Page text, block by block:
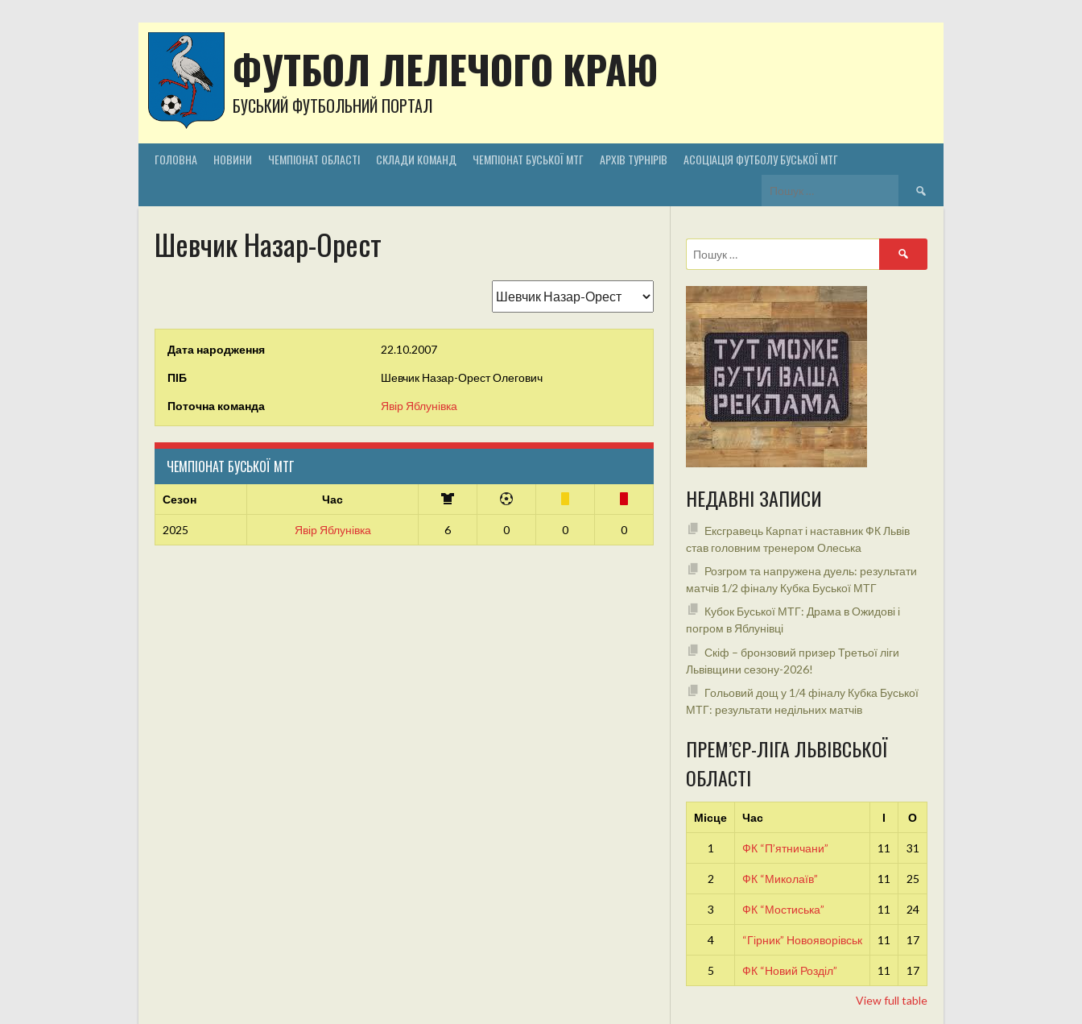
ФУТБОЛ ЛЕЛЕЧОГО КРАЮ
БУСЬКИЙ ФУТБОЛЬНИЙ ПОРТАЛ
ГОЛОВНА НОВИНИ ЧЕМПІОНАТ ОБЛАСТІ СКЛАДИ КОМАНД ЧЕМПІОНАТ БУСЬКОЇ МТГ АРХІВ ТУРНІРІВ АСОЦІАЦІЯ ФУТБОЛУ БУСЬКОЇ МТГ
Пошук:
Шевчик Назар-Орест
Дата народження 22.10.2007
ПІБ Шевчик Назар-Орест Олегович
Поточна команда Явір Яблунівка
ЧЕМПІОНАТ БУСЬКОЇ МТГ
Сезон Час
2025 Явір Яблунівка 6 0 0 0
Пошук:
НЕДАВНІ ЗАПИСИ
Ексгравець Карпат і наставник ФК Львів
став головним тренером Олеська
Розгром та напружена дуель: результати
матчів 1/2 фіналу Кубка Буської МТГ
Кубок Буської МТГ: Драма в Ожидові і
погром в Яблунівці
Скіф – бронзовий призер Третьої ліги
Львівщини сезону-2026!
Гольовий дощ у 1/4 фіналу Кубка Буської
МТГ: результати недільних матчів
ПРЕМ’ЄР-ЛІГА ЛЬВІВСЬКОЇ
ОБЛАСТІ
Місце Час І О
1 ФК “П’ятничани” 11 31
2 ФК “Миколаїв” 11 25
3 ФК “Мостиська” 11 24
4 “Гірник” Новояворівськ 11 17
5 ФК “Новий Розділ” 11 17
View full table